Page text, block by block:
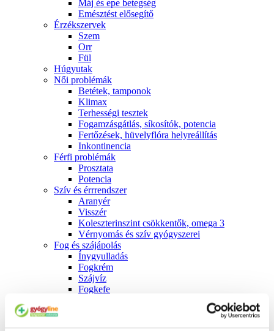
Máj és epe betegség
Emésztést elősegítő
Érzékszervek
Szem
Orr
Fül
Húgyutak
Női problémák
Betétek, tamponok
Klimax
Terhességi tesztek
Fogamzásgátlás, síkosítók, potencia
Fertőzések, hüvelyflóra helyreállítás
Inkontinencia
Férfi problémák
Prosztata
Potencia
Szív és érrrendszer
Aranyér
Visszér
Koleszterinszint csökkentők, omega 3
Vérnyomás és szív gyógyszerei
Fog és szájápolás
Í́nygyulladás
Fogkrém
Szájvíz
Fogkefe